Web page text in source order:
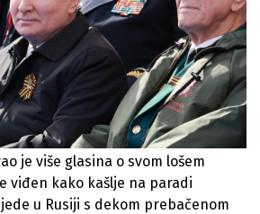
je više glasina o svom lošem
viđen kako kašlje na paradi
u Rusiji s dekom prebačenom